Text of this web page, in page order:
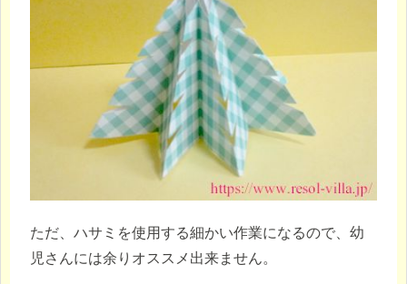
ただ、ハサミを使用する細かい作業になるので、幼
児さんには余りオススメ出来ません。